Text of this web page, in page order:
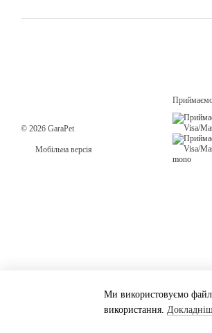
© 2026 GaraPet
Мобільна версія
Ми використовуємо
використання.